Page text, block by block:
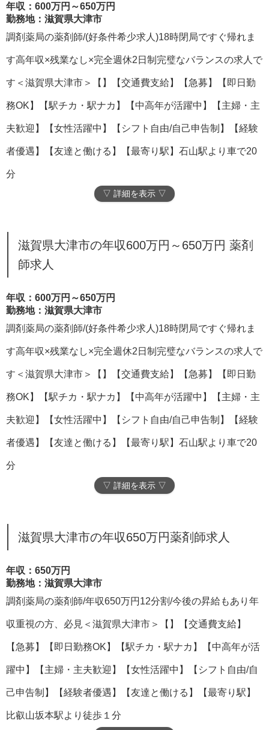
年収：600万円～650万円
勤務地：滋賀県大津市
調剤薬局の薬剤師/(好条件希少求人)18時閉局ですぐ帰れま
す高年収×残業なし×完全週休2日制完璧なバランスの求人で
す＜滋賀県大津市＞【】【交通費支給】【急募】【即日勤
務OK】【駅チカ・駅ナカ】【中高年が活躍中】【主婦・主
夫歓迎】【女性活躍中】【シフト自由/自己申告制】【経験
者優遇】【友達と働ける】【最寄り駅】石山駅より車で20
分
▽ 詳細を表示 ▽
滋賀県大津市の年収600万円～650万円 薬剤
師求人
年収：600万円～650万円
勤務地：滋賀県大津市
調剤薬局の薬剤師/(好条件希少求人)18時閉局ですぐ帰れま
す高年収×残業なし×完全週休2日制完璧なバランスの求人で
す＜滋賀県大津市＞【】【交通費支給】【急募】【即日勤
務OK】【駅チカ・駅ナカ】【中高年が活躍中】【主婦・主
夫歓迎】【女性活躍中】【シフト自由/自己申告制】【経験
者優遇】【友達と働ける】【最寄り駅】石山駅より車で20
分
▽ 詳細を表示 ▽
滋賀県大津市の年収650万円薬剤師求人
年収：650万円
勤務地：滋賀県大津市
調剤薬局の薬剤師/年収650万円12分割/今後の昇給もあり年
収重視の方、必見＜滋賀県大津市＞【】【交通費支給】
【急募】【即日勤務OK】【駅チカ・駅ナカ】【中高年が活
躍中】【主婦・主夫歓迎】【女性活躍中】【シフト自由/自
己申告制】【経験者優遇】【友達と働ける】【最寄り駅】
比叡山坂本駅より徒歩１分